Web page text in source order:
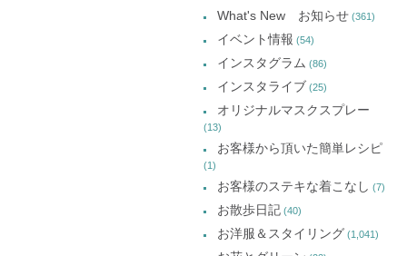
What's New お知らせ(361)
イベント情報 (54)
インスタグラム (86)
インスタライブ (25)
オリジナルマスクスプレー
(13)
お客様から頂いた簡単レシピ
(1)
お客様のステキな着こなし (7)
お散歩日記(40)
お洋服＆スタイリング (1,041)